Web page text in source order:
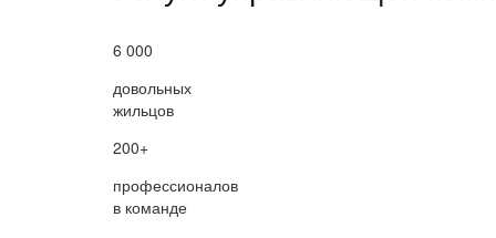
6 000
довольных
жильцов
200+
профессионалов
в команде